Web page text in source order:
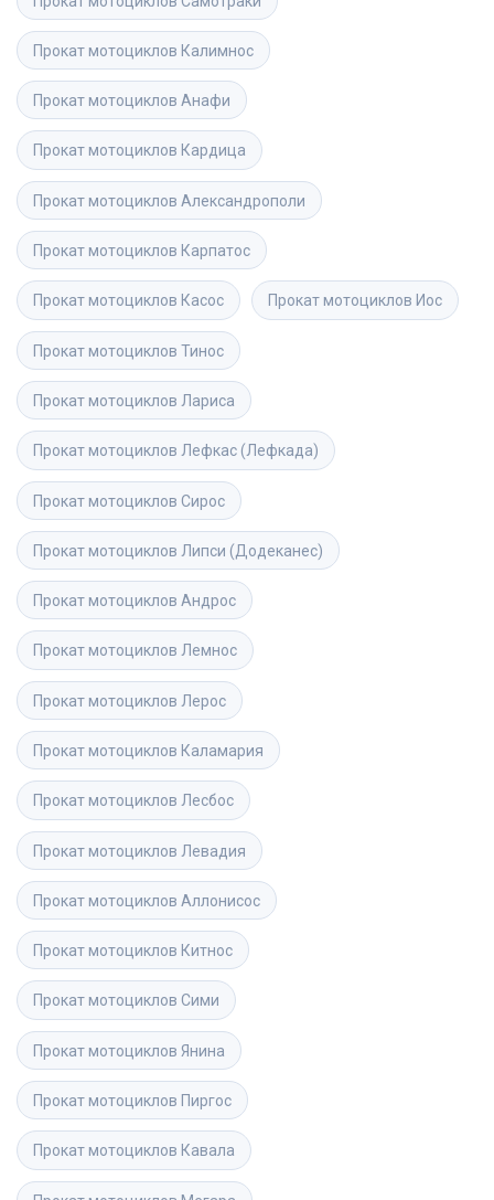
Прокат мотоциклов Калимнос
Прокат мотоциклов Анафи
Прокат мотоциклов Кардица
Прокат мотоциклов Александрополи
Прокат мотоциклов Карпатос
Прокат мотоциклов Касос Прокат мотоциклов Иос
Прокат мотоциклов Тинос
Прокат мотоциклов Лариса
Прокат мотоциклов Лефкас (Лефкада)
Прокат мотоциклов Сирос
Прокат мотоциклов Липси (Додеканес)
Прокат мотоциклов Андрос
Прокат мотоциклов Лемнос
Прокат мотоциклов Лерос
Прокат мотоциклов Каламария
Прокат мотоциклов Лесбос
Прокат мотоциклов Левадия
Прокат мотоциклов Аллонисос
Прокат мотоциклов Китнос
Прокат мотоциклов Сими
Прокат мотоциклов Янина
Прокат мотоциклов Пиргос
Прокат мотоциклов Кавала